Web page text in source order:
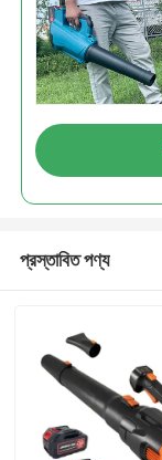
প্রস্তাবিত পণ্য